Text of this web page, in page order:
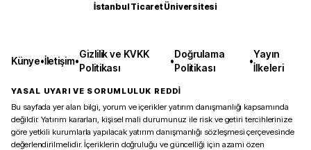
İstanbul Ticaret Üniversitesi
Künye•İletişim•
Gizlilik ve KVKK
Politikası
•
Doğrulama
Politikası
•
Yayın
İlkeleri
YASAL UYARI VE SORUMLULUK REDDİ
Bu sayfada yer alan bilgi, yorum ve içerikler yatırım danışmanlığı kapsamında
değildir. Yatırım kararları, kişisel mali durumunuz ile risk ve getiri tercihlerinize
göre yetkili kurumlarla yapılacak yatırım danışmanlığı sözleşmesi çerçevesinde
değerlendirilmelidir. İçeriklerin doğruluğu ve güncelliği için azami özen